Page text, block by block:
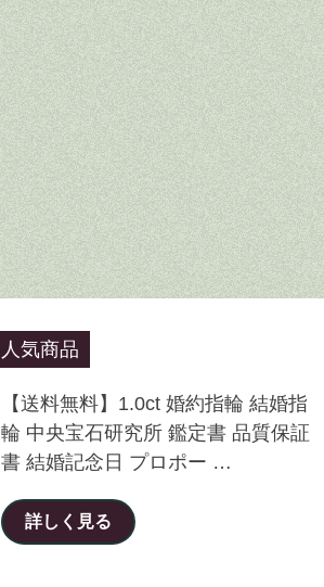
人気商品
【送料無料】1.0ct 婚約指輪 結婚指
輪 中央宝石研究所 鑑定書 品質保証
書 結婚記念日 プロポー …
詳しく見る